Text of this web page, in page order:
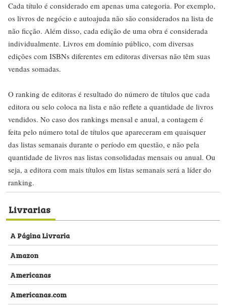
Cada título é considerado em apenas uma categoria. Por exemplo,
os livros de negócio e autoajuda não são considerados na lista de
não ficção. Além disso, cada edição de uma obra é considerada
individualmente. Livros em domínio público, com diversas
edições com ISBNs diferentes em editoras diversas não têm suas
vendas somadas.
O ranking de editoras é resultado do número de títulos que cada
editora ou selo coloca na lista e não reflete a quantidade de livros
vendidos. No caso dos rankings mensal e anual, a contagem é
feita pelo número total de títulos que apareceram em quaisquer
das listas semanais durante o período em questão, e não pela
quantidade de livros nas listas consolidadas mensais ou anual. Ou
seja, a editora com mais títulos em listas semanais será a líder do
ranking.
Livrarias
A Página Livraria
Amazon
Americanas
Americanas.com